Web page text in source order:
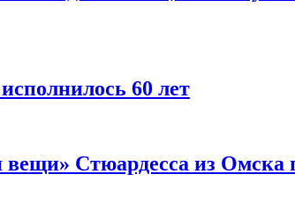
60 лет
вещи» Стюардесса из